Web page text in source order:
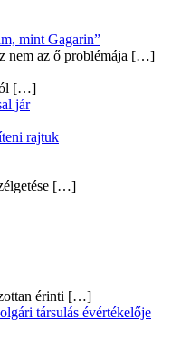
mint Gagarin”
nem az ő problémája […]
[…]
jár
rajtuk
[…]
érinti […]
társulás évértékelője